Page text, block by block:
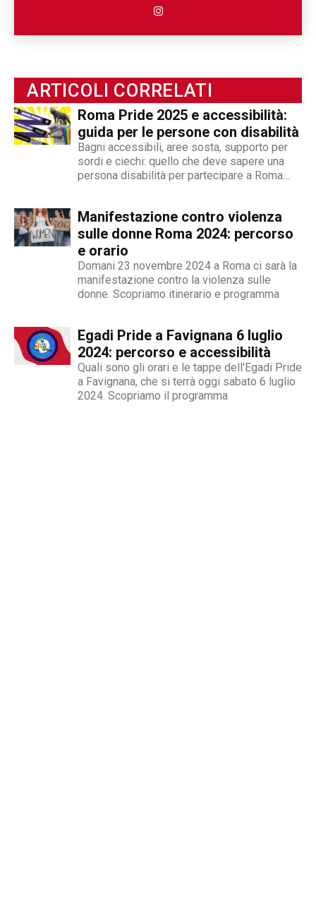
esperienza nel mondo associazionistico italiano
e internazionale, Angelo Andrea Vegliante ha
permettono di spaziare tra giornalismo,
videogiornalismo e speakeraggio radiofonico. La
sua impronta stilistica è da sempre al servizio
dei temi sociali: si fa portavoce delle fasce più
deboli della società, spinto dall'irrefrenabile
curiosità. L’immancabile sete di verità lo
checking in campo giornalistico e come capo
redattore del nostro magazine online.
ARTICOLI CORRELATI
Roma Pride 2025 e accessibilità:
guida per le persone con disabilità
Bagni accessibili, aree sosta, supporto per
sordi e ciechi: quello che deve sapere una
persona disabilità per partecipare a Roma
Manifestazione contro violenza
sulle donne Roma 2024: percorso
e orario
Domani 23 novembre 2024 a Roma ci sarà la
manifestazione contro la violenza sulle
donne. Scopriamo itinerario e programma
Egadi Pride a Favignana 6 luglio
2024: percorso e accessibilità
Quali sono gli orari e le tappe dell'Egadi Pride
a Favignana, che si terrà oggi sabato 6 luglio
2024. Scopriamo il programma